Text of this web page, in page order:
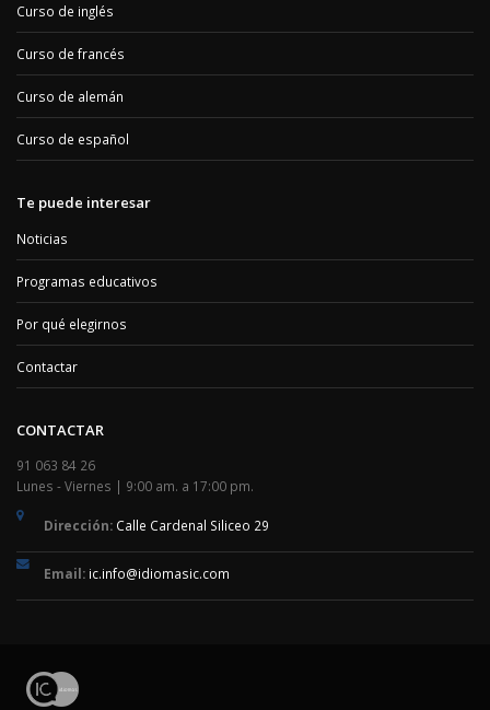
Curso de inglés
Curso de francés
Curso de alemán
Curso de español
Te puede interesar
Noticias
Programas educativos
Por qué elegirnos
Contactar
CONTACTAR
91 063 84 26
Lunes - Viernes | 9:00 am. a 17:00 pm.
Dirección: Calle Cardenal Siliceo 29
Email: ic.info@idiomasic.com